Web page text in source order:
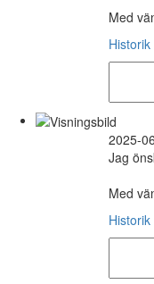
Med
Historik
2025-
Jag
Med
Historik